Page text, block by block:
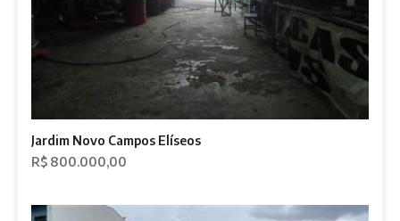
Jardim Novo Campos Elíseos
R$ 800.000,00